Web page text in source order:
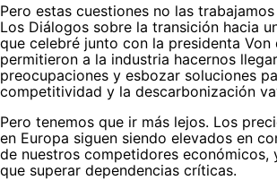
Pero estas cuestiones no las
Los Diálogos sobre la transición hacia
que celebré junto con la presidenta Von
permitieron a la industria hacernos
preocupaciones y esbozar soluciones
competitividad y la descarbonización
Pero tenemos que ir más lejos. Los
en Europa siguen siendo elevados en
de nuestros competidores económicos,
que superar dependencias críticas.